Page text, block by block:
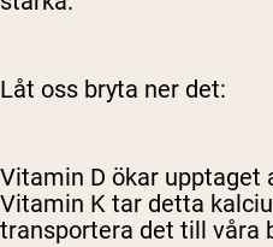
Låt oss bryta ner det:
Vitamin D ökar upptaget
Vitamin K tar detta
transportera det till våra